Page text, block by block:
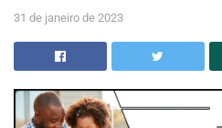
31 de janeiro de 2023